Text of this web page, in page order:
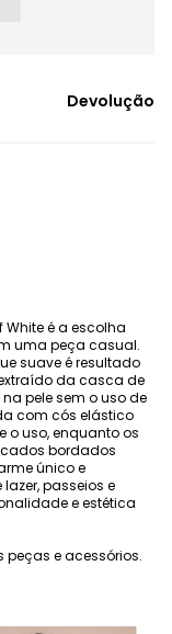
Devolução
White é a escolha
uma peça casual.
suave é resultado
da casca de
pele sem o uso de
com cós elástico
o uso, enquanto os
bordados
único e
passeios e
e estética
e acessórios.